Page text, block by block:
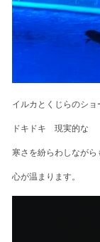
イルカとくじらのショ
ドキドキ 現実的な
寒さを紛らわしながら
心が温まります。